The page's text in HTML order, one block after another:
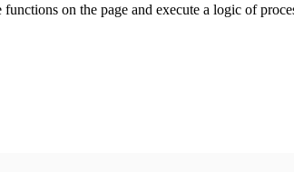
on the page and execute a logic of